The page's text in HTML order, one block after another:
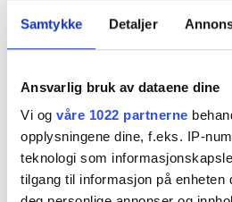
Samtykke Detaljer
Ansvarlig bruk av dataene dine
Vi og våre 1022 partnerne
opplysningene dine, f.eks. IP-
teknologi som
tilgang til informasjon på
Both comments and trackbacks are
←Previous